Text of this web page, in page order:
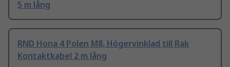
5 m lång
RND Hona 4 Polen M8, Högervinklad till Rak
Kontaktkabel 2 m lång